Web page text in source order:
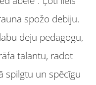
spožo debiju.
deju pedagogu,
talantu, radot
spilgtu un spēcīgu